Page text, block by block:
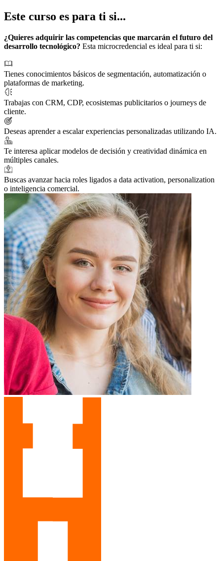
Este curso es para ti si...
¿Quieres adquirir las competencias que marcarán el futuro del
desarrollo tecnológico? Esta microcredencial es ideal para ti si:
Tienes conocimientos básicos de segmentación, automatización o
plataformas de marketing.
Trabajas con CRM, CDP, ecosistemas publicitarios o journeys de
cliente.
Deseas aprender a escalar experiencias personalizadas utilizando IA.
Te interesa aplicar modelos de decisión y creatividad dinámica en
múltiples canales.
Buscas avanzar hacia roles ligados a data activation, personalization
o inteligencia comercial.